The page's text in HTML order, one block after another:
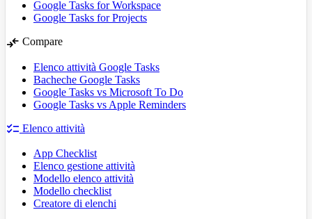
Google Tasks for Workspace
Google Tasks for Projects
compare_arrows Compare
Elenco attività Google Tasks
Bacheche Google Tasks
Google Tasks vs Microsoft To Do
Google Tasks vs Apple Reminders
checklist Elenco attività
App Checklist
Elenco gestione attività
Modello elenco attività
Modello checklist
Creatore di elenchi